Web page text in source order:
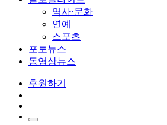
역사·문화
연예
스포츠
포토뉴스
동영상뉴스
후원하기